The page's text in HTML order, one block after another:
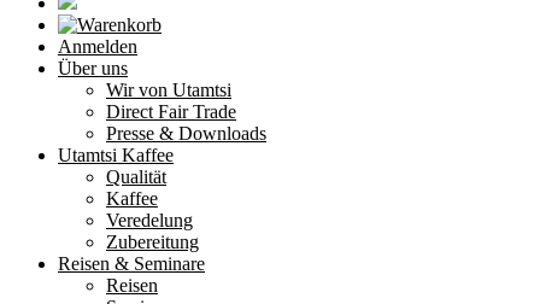
Anmelden
Über uns
Wir von Utamtsi
Direct Fair Trade
Presse & Downloads
Utamtsi Kaffee
Qualität
Kaffee
Veredelung
Zubereitung
Reisen & Seminare
Reisen